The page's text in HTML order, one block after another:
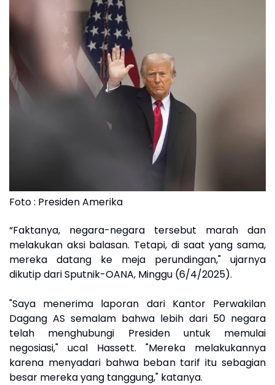
Foto : Presiden Amerika
“Faktanya, negara-negara tersebut marah dan
melakukan aksi balasan. Tetapi, di saat yang sama,
mereka datang ke meja perundingan," ujarnya
dikutip dari Sputnik-OANA, Minggu (6/4/2025).
"Saya menerima laporan dari Kantor Perwakilan
Dagang AS semalam bahwa lebih dari 50 negara
telah menghubungi Presiden untuk memulai
negosiasi," ucal Hassett. "Mereka melakukannya
karena menyadari bahwa beban tarif itu sebagian
besar mereka yang tanggung," katanya.